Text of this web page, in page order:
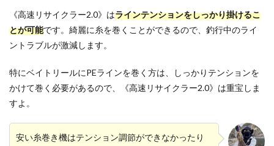
《高速リサイクラー2.0》はラインテンションをしっかり掛けるこ
とが可能です。綺麗に糸を巻くことができるので、釣行中のライ
ントラブルが激減します。
特にベイトリールにPEラインを巻く方は、しっかりテンションを
かけて巻く必要があるので、《高速リサイクラー2.0》は重宝しま
すよ。
安い糸巻き機はテンション調節ができなかったり